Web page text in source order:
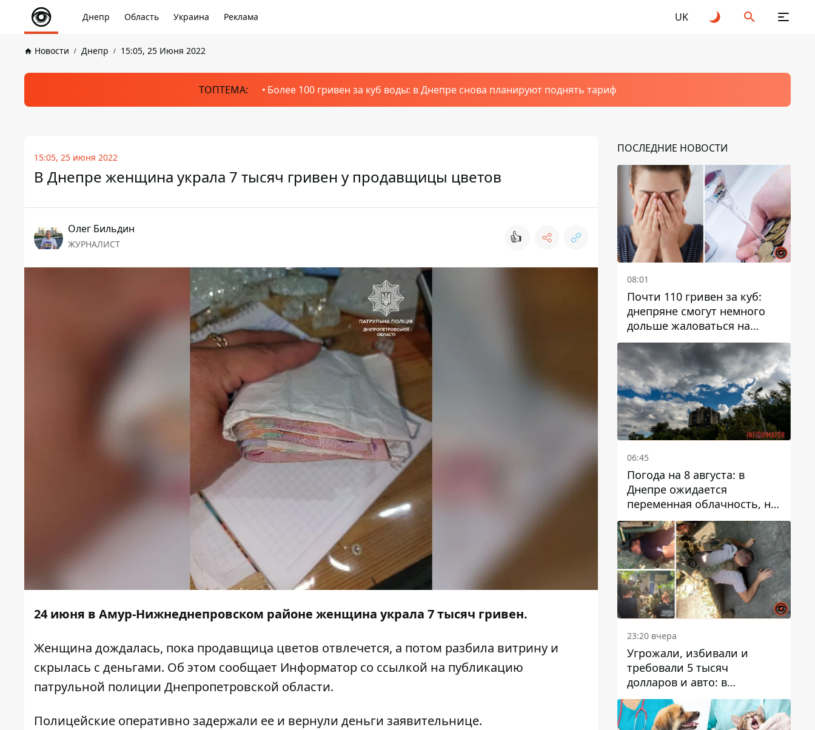
Днепр Область Украина Реклама UK
Новости Днепр 15:05, 25 Июня 2022
ТОПТЕМА: Более 100 гривен за куб воды: в Днепре снова планируют поднять тариф
15:05, 25 июня 2022
В Днепре женщина украла 7 тысяч гривен у продавщицы цветов
Олег Бильдин
ЖУРНАЛИСТ 👍
24 июня в Амур-Нижнеднепровском районе женщина украла 7 тысяч гривен.
Женщина дождалась, пока продавщица цветов отвлечется, а потом разбила витрину и
скрылась с деньгами. Об этом сообщает Информатор со ссылкой на публикацию
патрульной полиции Днепропетровской области.
Полицейские оперативно задержали ее и вернули деньги заявительнице.
ПОСЛЕДНИЕ НОВОСТИ
08:01
Почти 110 гривен за куб:
днепряне смогут немного
дольше жаловаться на
запланированные тарифы
на воду на 2027 год
06:45
Погода на 8 августа: в
Днепре ожидается
переменная облачность, но
может пойти дождь
23:20 вчера
Угрожали, избивали и
требовали 5 тысяч
долларов и авто: в
Павлограде задержали двух
мужчин